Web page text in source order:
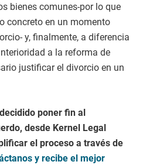
bienes comunes-por lo que
concreto en un momento
y, finalmente, a diferencia
a la reforma de
justificar el divorcio en un
poner fin al
desde Kernel Legal
el proceso a través de
y recibe el mejor